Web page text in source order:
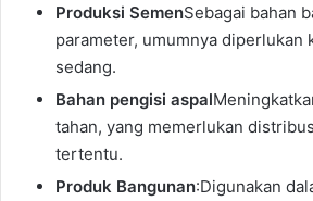
Produksi SemenSebagai bahan
parameter, umumnya diperlukan
sedang.
Bahan pengisi aspal
tahan, yang memerlukan
tertentu.
Produk Bangunan:Digunakan